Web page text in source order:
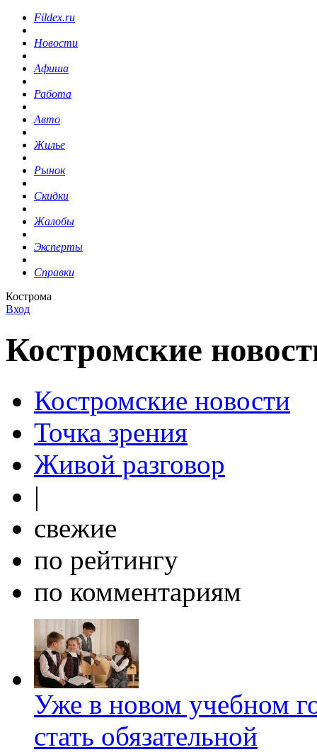
Fildex.ru
Новости
Афиша
Работа
Авто
Жилье
Рынок
Скидки
Жалобы
Эксперты
Справки
Кострома
Вход
Костромские
Костромские новости
Точка зрения
Живой разговор
|
свежие
по рейтингу
по комментариям
Уже в новом учебном
стать обязательной